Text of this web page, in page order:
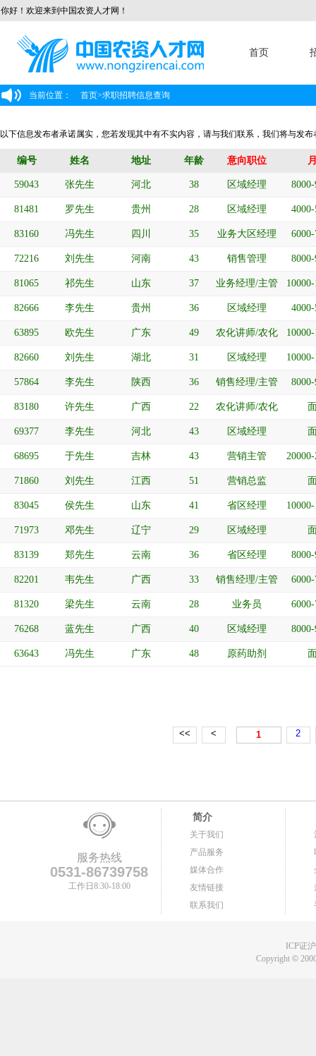
你好！欢迎来到中国农资人才网！
首页
当前位置： 首页>求职招聘信息查询
以下信息发布者承诺属实，您若发现其中有不实内容，请与我们联系，我们将与发
编号 姓名 地址 年龄 意向职位
59043 张先生 河北 38 区域经理
81481 罗先生 贵州 28 区域经理
83160 冯先生 四川 35 业务大区经理
72216 刘先生 河南 43 销售管理
81065 祁先生 山东 37 业务经理/主管
82666 李先生 贵州 36 区域经理
63895 欧先生 广东 49 农化讲师/农化
服务/作物经理
82660 刘先生 湖北 31 区域经理
57864 李先生 陕西 36 销售经理/主管
83180 许先生 广西 22 农化讲师/农化
服务/作物经理
69377 李先生 河北 43 区域经理
68695 于先生 吉林 43 营销主管
71860 刘先生 江西 51 营销总监
83045 侯先生 山东 41 省区经理
71973 邓先生 辽宁 29 区域经理
83139 郑先生 云南 36 省区经理
82201 韦先生 广西 33 销售经理/主管
81320 梁先生 云南 28 业务员
76268 蓝先生 广西 40 区域经理
63643 冯先生 广东 48 原药助剂
<< < 1 2
服务热线
0531-86739758
工作日8:30-18:00
简介
关于我们
产品服务
媒体合作
友情链接
联系我们
ICP证
Copyright©